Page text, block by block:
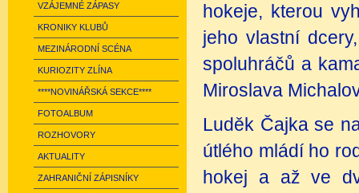
VZÁJEMNÉ ZÁPASY
KRONIKY KLUBŮ
MEZINÁRODNÍ SCÉNA
KURIOZITY ZLÍNA
****NOVINÁŘSKÁ SEKCE****
FOTOALBUM
ROZHOVORY
AKTUALITY
ZAHRANIČNÍ ZÁPISNÍKY
hokeje, kterou
jeho vlastní
spoluhráčů a
Miroslava
Luděk Čajka se
útlého mládí ho
hokej a až ve